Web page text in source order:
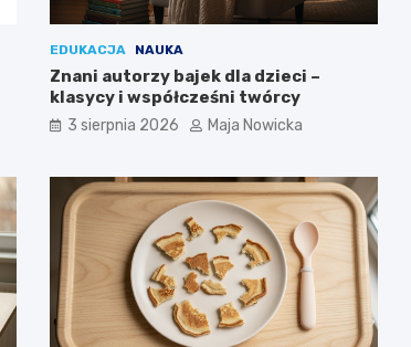
EDUKACJA NAUKA
Znani autorzy bajek dla dzieci –
klasycy i współcześni twórcy
3 sierpnia 2026 Maja Nowicka